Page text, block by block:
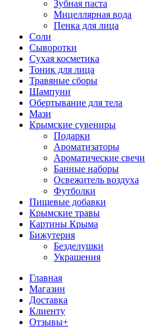
Зубная паста
Мицеллярная вода
Пенка для лица
Соли
Сыворотки
Сухая косметика
Тоник для лица
Травяные сборы
Шампуни
Обертывание для тела
Мази
Крымские сувениры
Подарки
Ароматизаторы
Ароматические свечи
Банные наборы
Освежитель воздуха
Футболки
Пищевые добавки
Крымские травы
Картины Крыма
Бижутерия
Безделушки
Украшения
Главная
Магазин
Доставка
Клиенту
Отзывы+